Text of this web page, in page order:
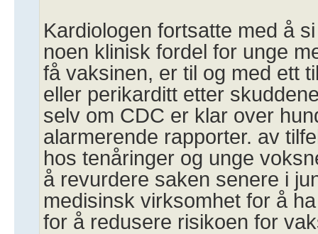
Kardiologen fortsatte med å
noen klinisk fordel for unge
få vaksinen, er til og med ett
eller perikarditt etter
selv om CDC er klar over
alarmerende rapporter. av
hos tenåringer og unge
å revurdere saken senere i
medisinsk virksomhet for å
for å redusere risikoen for